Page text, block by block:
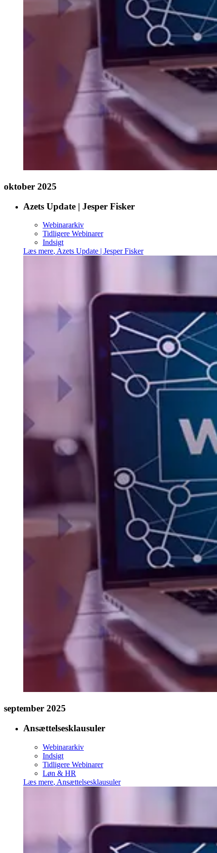
oktober 2025
Azets Update | Jesper Fisker
Webinararkiv
Tidligere Webinarer
Indsigt
Læs mere, Azets Update | Jesper Fisker
september 2025
Ansættelsesklausuler
Webinararkiv
Indsigt
Tidligere Webinarer
Løn & HR
Læs mere, Ansættelsesklausuler